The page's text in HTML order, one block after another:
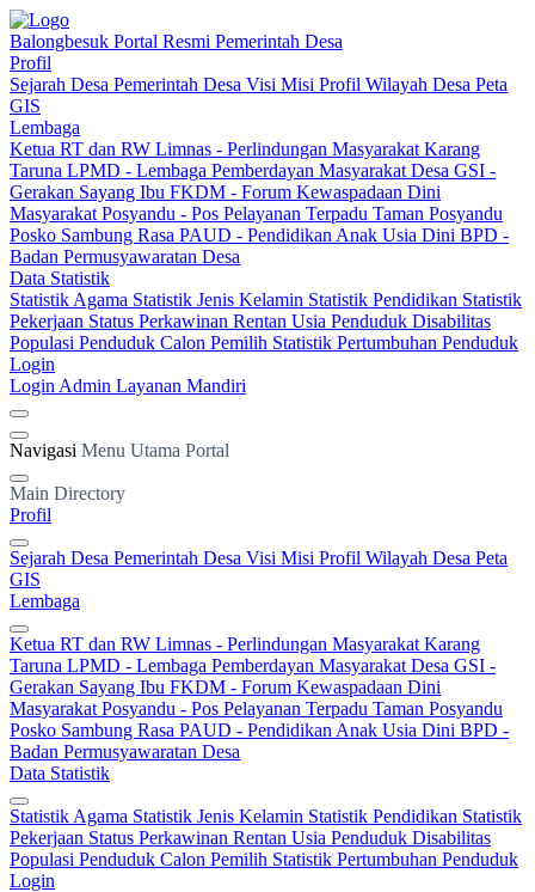
Balongbesuk Portal Resmi Pemerintah Desa
Profil
Sejarah Desa Pemerintah Desa Visi Misi Profil Wilayah Desa Peta
GIS
Lembaga
Ketua RT dan RW Limnas - Perlindungan Masyarakat Karang
Taruna LPMD - Lembaga Pemberdayan Masyarakat Desa GSI -
Gerakan Sayang Ibu FKDM - Forum Kewaspadaan Dini
Masyarakat Posyandu - Pos Pelayanan Terpadu Taman Posyandu
Posko Sambung Rasa PAUD - Pendidikan Anak Usia Dini BPD -
Badan Permusyawaratan Desa
Data Statistik
Statistik Agama Statistik Jenis Kelamin Statistik Pendidikan Statistik
Pekerjaan Status Perkawinan Rentan Usia Penduduk Disabilitas
Populasi Penduduk Calon Pemilih Statistik Pertumbuhan Penduduk
Login
Login Admin Layanan Mandiri
Navigasi Menu Utama Portal
Main Directory
Profil
Sejarah Desa Pemerintah Desa Visi Misi Profil Wilayah Desa Peta
GIS
Lembaga
Ketua RT dan RW Limnas - Perlindungan Masyarakat Karang
Taruna LPMD - Lembaga Pemberdayan Masyarakat Desa GSI -
Gerakan Sayang Ibu FKDM - Forum Kewaspadaan Dini
Masyarakat Posyandu - Pos Pelayanan Terpadu Taman Posyandu
Posko Sambung Rasa PAUD - Pendidikan Anak Usia Dini BPD -
Badan Permusyawaratan Desa
Data Statistik
Statistik Agama Statistik Jenis Kelamin Statistik Pendidikan Statistik
Pekerjaan Status Perkawinan Rentan Usia Penduduk Disabilitas
Populasi Penduduk Calon Pemilih Statistik Pertumbuhan Penduduk
Login